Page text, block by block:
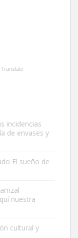
de un mes,
alemán,
Translate
incidencias
de envases y
El sueño de
nuestra
cultural y